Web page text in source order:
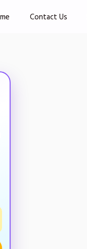
Contact Us